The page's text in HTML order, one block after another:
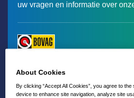
uw vragen en informatie over
About Cookies
By clicking “Accept All Cookies”, you agree to
device to enhance site navigation, analyze site